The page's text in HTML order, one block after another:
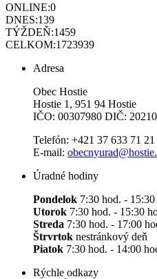
ONLINE:0
DNES:139
TÝŽDEŇ:1459
CELKOM:1723939
Adresa
Obec Hostie
Hostie 1, 951 94 Hostie
IČO: 00307980 DIČ:
Telefón: +421 37 633 71 21
E-mail:
Úradné hodiny
Pondelok 7:30 hod. - 15:30
Utorok 7:30 hod. - 15:30
Streda 7:30 hod. - 17:00
Štrvrtok nestránkový deň
Piatok 7:30 hod. - 14:00
Rýchle odkazy